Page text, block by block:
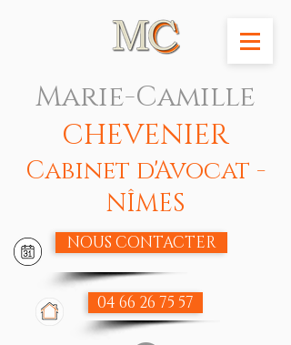
Marie-Camille
CHEVENIER
Cabinet d'Avocat -
NÎMES
04 66 26 75 57
NOUS CONTACTER